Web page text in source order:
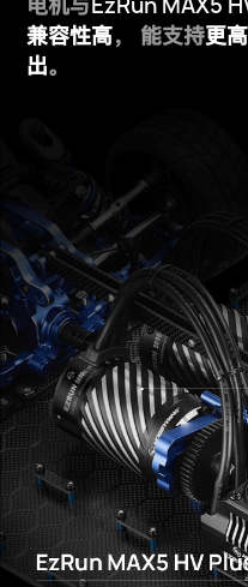
电机与
兼容性高， 能支持更
出。